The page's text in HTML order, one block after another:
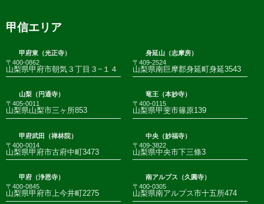
甲信エリア
甲府東（光正寺）
〒400-0862
山梨県甲府市朝気３丁目３−１４
身延山（志摩房）
〒409-2524
山梨県南巨摩郡身延町身延3543
山梨（円通寺）
〒405-0011
山梨県山梨市三ヶ所853
竜王（本妙寺）
〒400-0115
山梨県甲斐市篠原139
甲府武田（禅林院）
〒400-0014
山梨県甲府市古府中町3473
中央（妙福寺）
〒409-3822
山梨県中央市下三條3
甲府（浄恩寺）
〒400-0845
山梨県甲府市上今井町2275
南アルプス（久圓寺）
〒400-0305
山梨県南アルプス市十五所474